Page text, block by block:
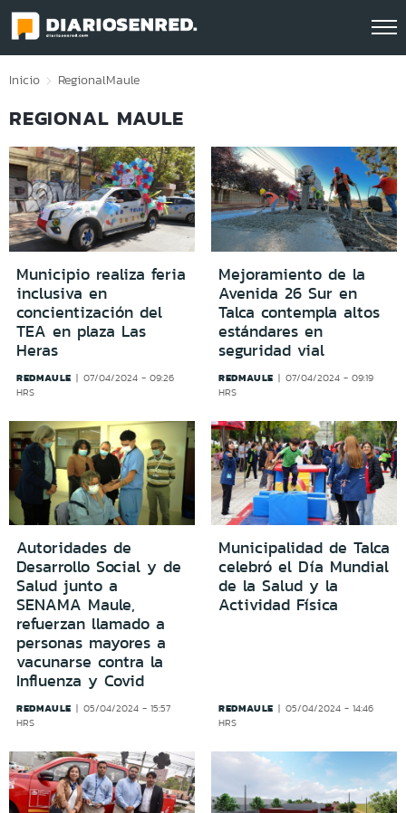
Click acá para ir directamente al contenido
Inicio RegionalMaule
REGIONAL MAULE
Municipio realiza feria
inclusiva en
concientización del
TEA en plaza Las
Heras
REDMAULE
07/04/2024 - 09:26
HRS
Mejoramiento de la
Avenida 26 Sur en
Talca contempla altos
estándares en
seguridad vial
REDMAULE
07/04/2024 - 09:19
HRS
Autoridades de
Desarrollo Social y de
Salud junto a
SENAMA Maule,
refuerzan llamado a
personas mayores a
vacunarse contra la
Influenza y Covid
REDMAULE
05/04/2024 - 15:57
HRS
Municipalidad de Talca
celebró el Día Mundial
de la Salud y la
Actividad Física
REDMAULE
05/04/2024 - 14:46
HRS